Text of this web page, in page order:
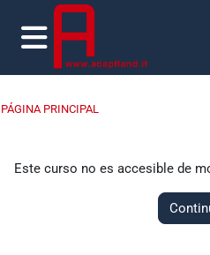
Salta al contenido principal
Panel lateral
PÁGINA PRINCIPAL
Este curso no es accesible de